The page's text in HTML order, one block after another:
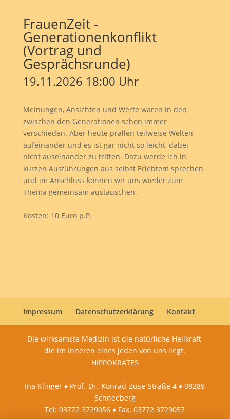
FrauenZeit -
Generationenkonflikt
(Vortrag und
Gesprächsrunde)
19.11.2026 18:00 Uhr
Meinungen, Ansichten und Werte waren in den
zwischen den Generationen schon immer
verschieden. Aber heute prallen teilweise Welten
aufeinander und es ist gar nicht so leicht, dabei
nicht auseinander zu triften. Dazu werde ich in
kurzen Ausführungen aus selbst Erlebtem sprechen
und im Anschluss können wir uns wieder zum
Thema gemeinsam austauschen.
Kosten: 10 Euro p.P.
Impressum Datenschutzerklärung Kontakt
Die wirksamste Medizin ist die natürliche Heilkraft,
die im Inneren eines jeden von uns liegt.
HIPPOKRATES
Ina Klinger ♦ Prof.-Dr.-Konrad-Zuse-Straße 4 ♦ 08289
Schneeberg
Tel: 03772 3729056 ♦ Fax: 03772 3729057